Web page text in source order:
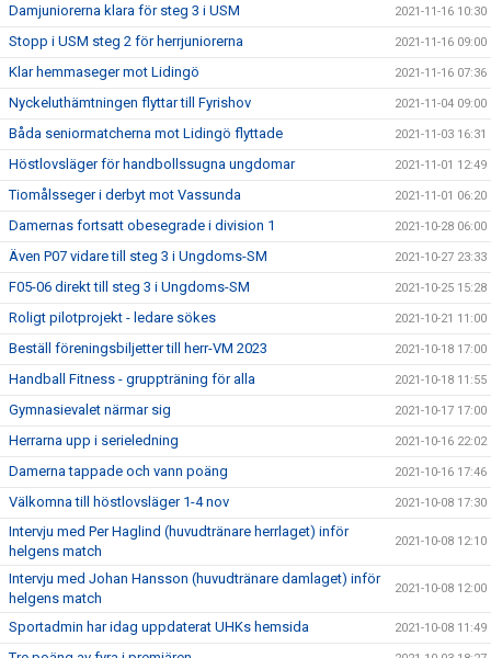
Damjuniorerna klara för steg 3 i USM 2021-11-16 10:30
Stopp i USM steg 2 för herrjuniorerna 2021-11-16 09:00
Klar hemmaseger mot Lidingö 2021-11-16 07:36
Nyckeluthämtningen flyttar till Fyrishov 2021-11-04 09:00
Båda seniormatcherna mot Lidingö flyttade 2021-11-03 16:31
Höstlovsläger för handbollssugna ungdomar 2021-11-01 12:49
Tiomålsseger i derbyt mot Vassunda 2021-11-01 06:20
Damernas fortsatt obesegrade i division 1 2021-10-28 06:00
Även P07 vidare till steg 3 i Ungdoms-SM 2021-10-27 23:33
F05-06 direkt till steg 3 i Ungdoms-SM 2021-10-25 15:28
Roligt pilotprojekt - ledare sökes 2021-10-21 11:00
Beställ föreningsbiljetter till herr-VM 2023 2021-10-18 17:00
Handball Fitness - gruppträning för alla 2021-10-18 11:55
Gymnasievalet närmar sig 2021-10-17 17:00
Herrarna upp i serieledning 2021-10-16 22:02
Damerna tappade och vann poäng 2021-10-16 17:46
Välkomna till höstlovsläger 1-4 nov 2021-10-08 17:30
Intervju med Per Haglind (huvudtränare herrlaget) inför
helgens match
2021-10-08 12:10
Intervju med Johan Hansson (huvudtränare damlaget) inför
helgens match
2021-10-08 12:00
Sportadmin har idag uppdaterat UHKs hemsida 2021-10-08 11:49